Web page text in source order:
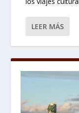
LEER MÁS